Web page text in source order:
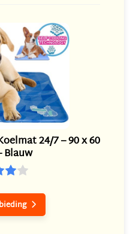
24/7 – 90 x 60
Blauw
